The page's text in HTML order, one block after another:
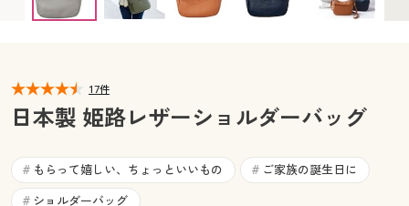
カタログ無料プレゼント
マイページ
お気に入り
閲覧履歴
サポート
17件
日本製 姫路レザーショルダーバッグ
# もらって嬉しい、ちょっといいもの # ご家族の誕生日に
# ショルダーバッグ